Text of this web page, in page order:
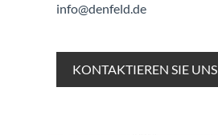
info@denfeld.de
KONTAKTIEREN SIE UNS